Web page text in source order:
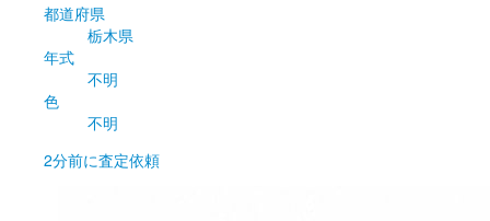
都道府県
栃木県
年式
不明
色
不明
2分前に査定依頼